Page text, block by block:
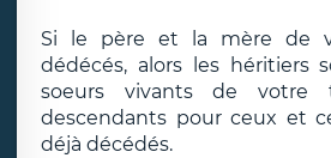
Si le père et la mère de
dédécés, alors les héritiers
soeurs vivants de votre
descendants pour ceux et
déjà décédés.